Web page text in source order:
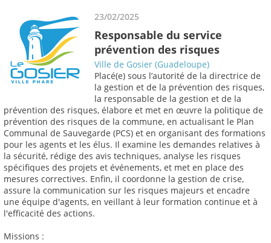
23/02/2025
Responsable du service
prévention des risques
Ville de Gosier (Guadeloupe)
Placé(e) sous l’autorité de la directrice de
la gestion et de la prévention des risques,
la responsable de la gestion et de la
prévention des risques, élabore et met en œuvre la politique de
prévention des risques de la commune, en actualisant le Plan
Communal de Sauvegarde (PCS) et en organisant des formations
pour les agents et les élus. Il examine les demandes relatives à
la sécurité, rédige des avis techniques, analyse les risques
spécifiques des projets et événements, et met en place des
mesures correctives. Enfin, il coordonne la gestion de crise,
assure la communication sur les risques majeurs et encadre
une équipe d'agents, en veillant à leur formation continue et à
l'efficacité des actions.
Missions :